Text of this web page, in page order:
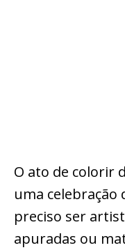
O ato de colorir
uma celebração
preciso ser
apuradas ou